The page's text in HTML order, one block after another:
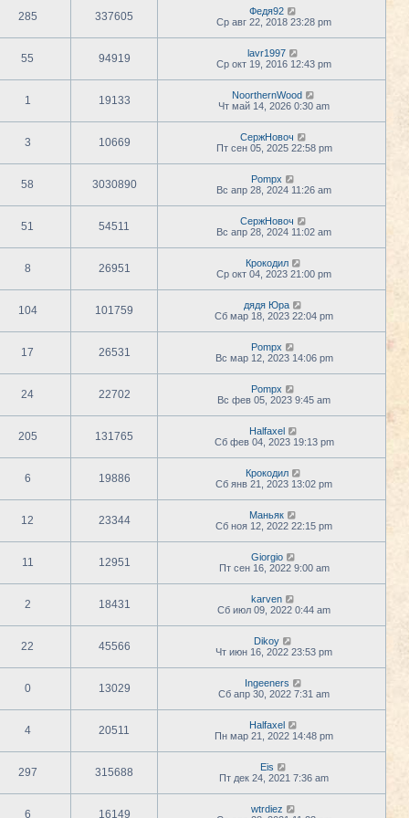
285 337605
Федя92
Ср авг 22, 2018 23:28 pm
55 94919
lavr1997
Ср окт 19, 2016 12:43 pm
1 19133
NoorthernWood
Чт май 14, 2026 0:30 am
3 10669
СержНовоч
Пт сен 05, 2025 22:58 pm
58 3030890
Pompx
Вс апр 28, 2024 11:26 am
51 54511
СержНовоч
Вс апр 28, 2024 11:02 am
8 26951
Крокодил
Ср окт 04, 2023 21:00 pm
104 101759
дядя Юра
Сб мар 18, 2023 22:04 pm
17 26531
Pompx
Вс мар 12, 2023 14:06 pm
24 22702
Pompx
Вс фев 05, 2023 9:45 am
205 131765
Halfaxel
Сб фев 04, 2023 19:13 pm
6 19886
Крокодил
Сб янв 21, 2023 13:02 pm
12 23344
Маньяк
Сб ноя 12, 2022 22:15 pm
11 12951
Giorgio
Пт сен 16, 2022 9:00 am
2 18431
karven
Сб июл 09, 2022 0:44 am
22 45566
Dikoy
Чт июн 16, 2022 23:53 pm
0 13029
Ingeeners
Сб апр 30, 2022 7:31 am
4 20511
Halfaxel
Пн мар 21, 2022 14:48 pm
297 315688
Eis
Пт дек 24, 2021 7:36 am
6 16149
wtrdiez